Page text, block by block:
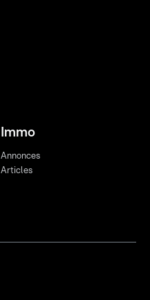
Immo
Annonces
Articles